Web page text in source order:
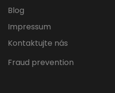
Blog
Impressum
Kontaktujte nás
Fraud prevention